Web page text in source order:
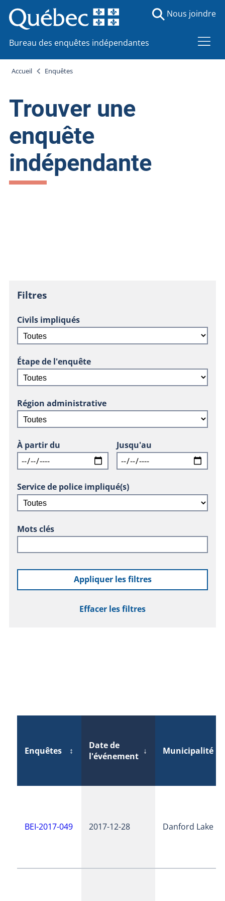
Bureau des enquêtes indépendantes
Nous joindre
Accueil Enquêtes
Trouver une
enquête
indépendante
Filtres
Civils impliqués
Étape de l'enquête
Région administrative
À partir du Jusqu'au
Service de police impliqué(s)
Mots clés
Appliquer les filtres
Effacer les filtres
Enquêtes ↕
Date de
l'événement ↓ Municipalité
BEI-2017-049 2017-12-28 Danford Lake